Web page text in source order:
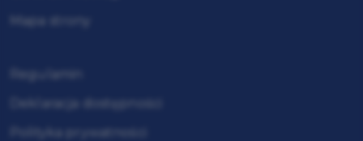
Mapa strony
Regulamin
Deklaracja dostępności
Polityka prywatności